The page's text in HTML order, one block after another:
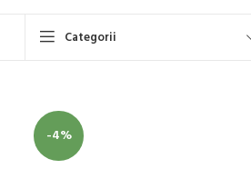
Categorii
-4%